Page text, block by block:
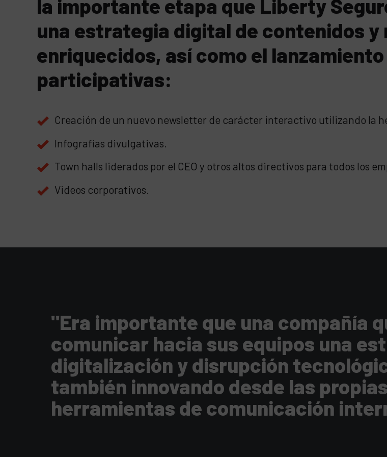
la importante etapa que Liberty
una estrategia digital de contenidos y
enriquecidos, así como el
participativas:
Creación de un nuevo newsletter de carácter interactivo utilizando la
Infografías divulgativas.
Town halls liderados por el CEO y otros altos directivos para todos los
Videos corporativos.
"Era importante que una compañía
comunicar hacia sus equipos una
digitalización y disrupción
también innovando desde las
herramientas de comunicación